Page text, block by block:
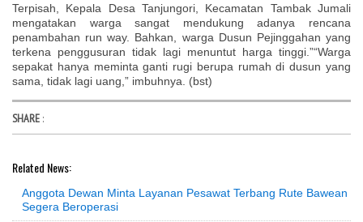
Terpisah, Kepala Desa Tanjungori, Kecamatan Tambak Jumali
mengatakan warga sangat mendukung adanya rencana
penambahan run way. Bahkan, warga Dusun Pejinggahan yang
terkena penggusuran tidak lagi menuntut harga tinggi.”“Warga
sepakat hanya meminta ganti rugi berupa rumah di dusun yang
sama, tidak lagi uang,” imbuhnya. (bst)
SHARE :
Related News:
Anggota Dewan Minta Layanan Pesawat Terbang Rute Bawean
Segera Beroperasi